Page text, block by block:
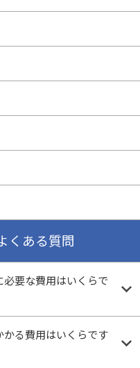
くある質問
要な費用はいくらで
る費用はいくらです